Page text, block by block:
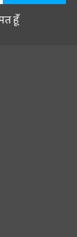
हूँ